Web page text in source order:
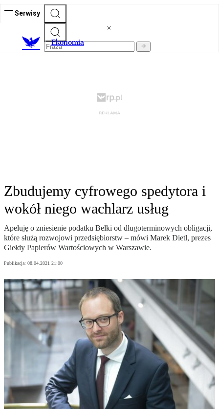
Serwisy
Ekonomia
Zbudujemy cyfrowego spedytora i
wokół niego wachlarz usług
Apeluję o zniesienie podatku Belki od długoterminowych obligacji,
które służą rozwojowi przedsiębiorstw – mówi Marek Dietl, prezes
Giełdy Papierów Wartościowych w Warszawie.
Publikacja: 08.04.2021 21:00